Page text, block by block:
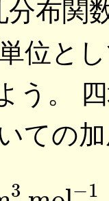
分布関
位と
う。
ての
(12)α=